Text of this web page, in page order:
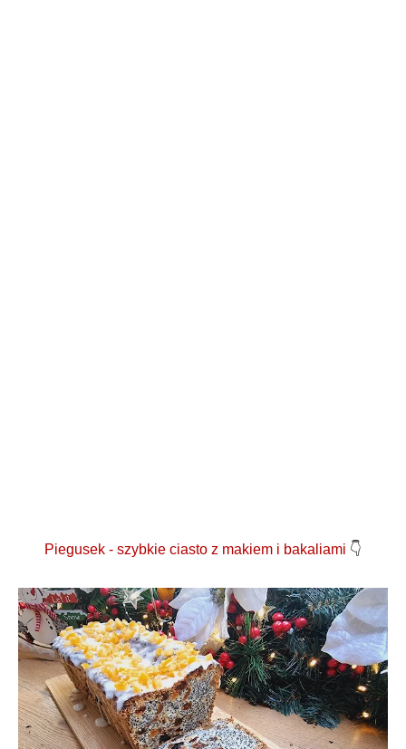
Piegusek - szybkie ciasto z makiem i bakaliami 👇